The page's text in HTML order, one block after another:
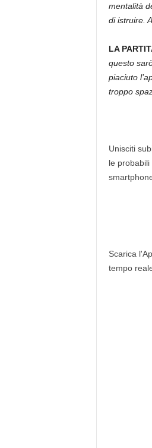
mentalità
di istruire.
LA
questo
piaciuto
troppo
Unisciti
le
Scarica
tempo